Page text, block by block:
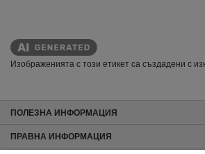
Изображенията с този етикет са създадени с
ПОЛЕЗНА ИНФОРМАЦИЯ
ПРАВНА ИНФОРМАЦИЯ